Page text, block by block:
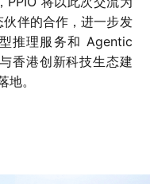
伴的合作，进一步发
推理服务和 Agentic
香港创新科技生态建
。